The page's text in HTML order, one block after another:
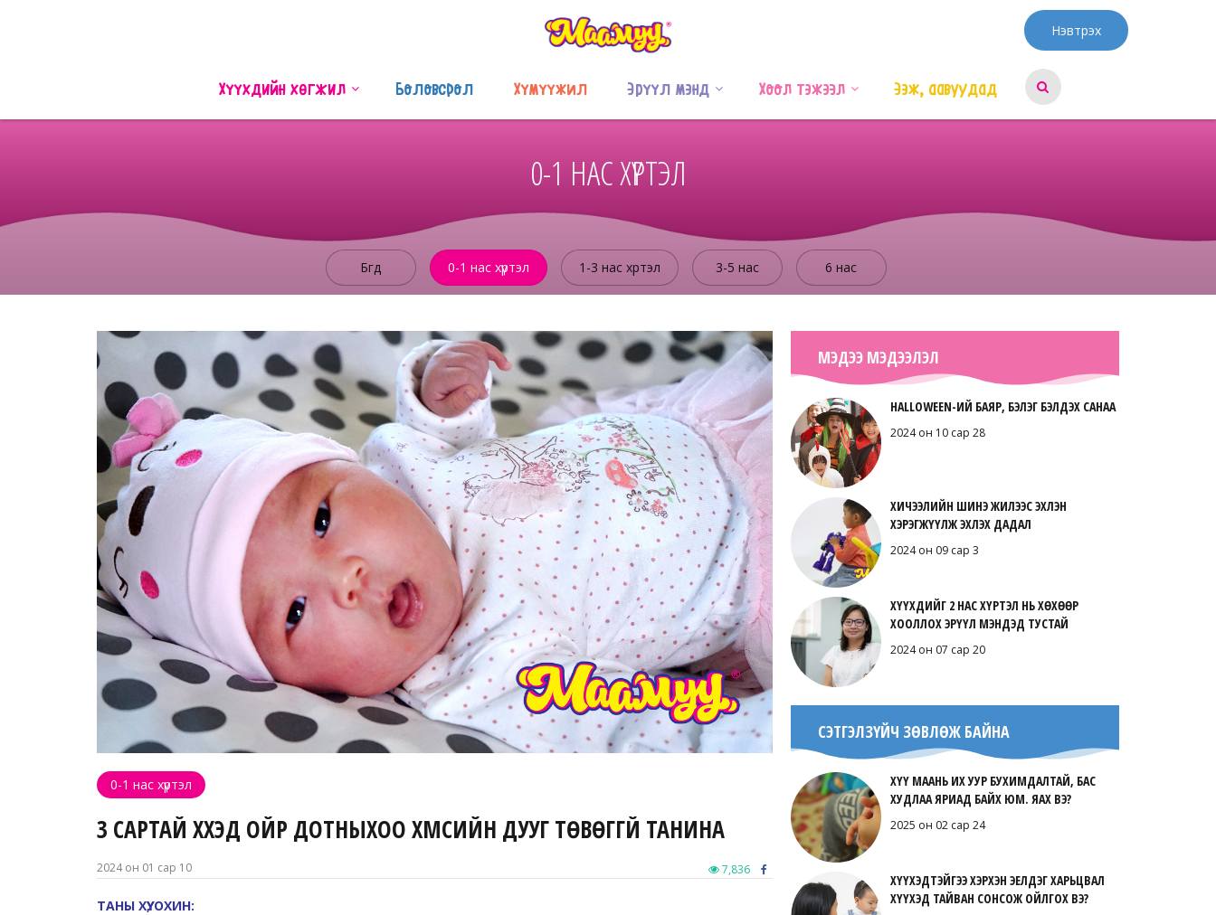
Нэвтрэх
Хүүхдийн хөгжил Боловсрол Хүмүүжил Эрүүл мэнд Хоол тэжээл Ээж, аавуудад
0-1 НАС ХҮРТЭЛ
Бүгд 0-1 нас хүртэл 1-3 нас хүртэл 3-5 нас 6 нас
0-1 нас хүртэл
3 САРТАЙ ХҮҮХЭД ОЙР ДОТНЫХОО ХҮМҮҮСИЙН ДУУГ ТӨВӨГГҮЙ ТАНИНА
2024 он 01 сар 10 7,836
ТАНЫ ХҮҮ, ОХИН:
МЭДЭЭ МЭДЭЭЛЭЛ
HALLOWEEN-ИЙ БАЯР, БЭЛЭГ БЭЛДЭХ САНАА
2024 он 10 сар 28
ХИЧЭЭЛИЙН ШИНЭ ЖИЛЭЭС ЭХЛЭН
ХЭРЭГЖҮҮЛЖ ЭХЛЭХ ДАДАЛ
2024 он 09 сар 3
ХҮҮХДИЙГ 2 НАС ХҮРТЭЛ НЬ ХӨХӨӨР
ХООЛЛОХ ЭРҮҮЛ МЭНДЭД ТУСТАЙ
2024 он 07 сар 20
СЭТГЭЛЗҮЙЧ ЗӨВЛӨЖ БАЙНА
ХҮҮ МААНЬ ИХ УУР БУХИМДАЛТАЙ, БАС
ХУДЛАА ЯРИАД БАЙХ ЮМ. ЯАХ ВЭ?
2025 он 02 сар 24
ХҮҮХЭДТЭЙГЭЭ ХЭРХЭН ЭЕЛДЭГ ХАРЬЦВАЛ
ХҮҮХЭД ТАЙВАН СОНСОЖ ОЙЛГОХ ВЭ?